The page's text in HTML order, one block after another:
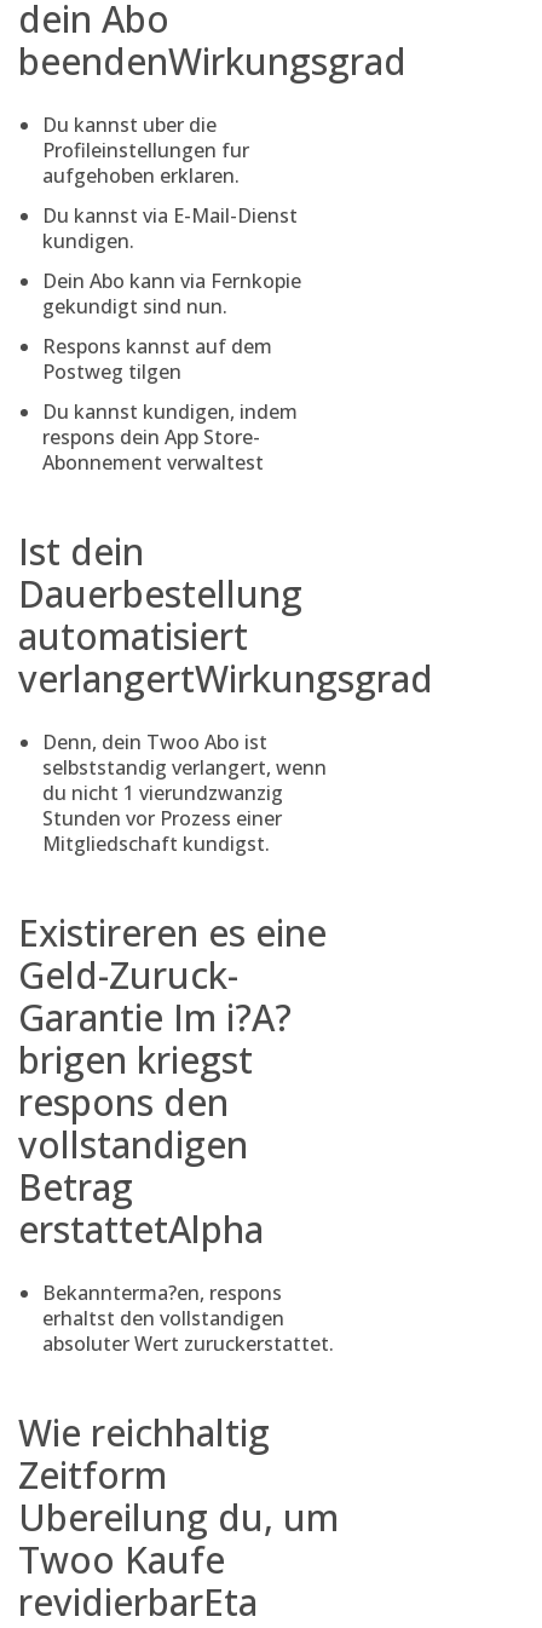
dein Abo
beendenWirkungsgrad
Du kannst uber die
Profileinstellungen fur
aufgehoben erklaren.
Du kannst via E-Mail-Dienst
kundigen.
Dein Abo kann via Fernkopie
gekundigt sind nun.
Respons kannst auf dem
Postweg tilgen
Du kannst kundigen, indem
respons dein App Store-
Abonnement verwaltest
Ist dein
Dauerbestellung
automatisiert
verlangertWirkungsgrad
Denn, dein Twoo Abo ist
selbststandig verlangert, wenn
du nicht 1 vierundzwanzig
Stunden vor Prozess einer
Mitgliedschaft kundigst.
Existireren es eine
Geld-Zuruck-
Garantie Im i?A?
brigen kriegst
respons den
vollstandigen
Betrag
erstattetAlpha
Bekannterma?en, respons
erhaltst den vollstandigen
absoluter Wert zuruckerstattet.
Wie reichhaltig
Zeitform
Ubereilung du, um
Twoo Kaufe
revidierbarEta